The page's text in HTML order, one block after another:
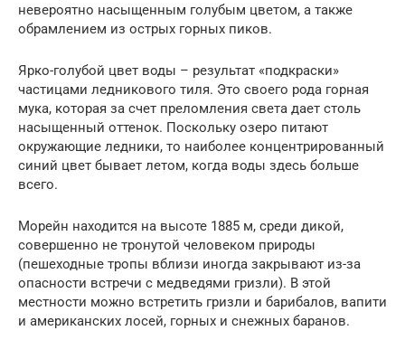
невероятно насыщенным голубым цветом, а также
обрамлением из острых горных пиков.
Ярко-голубой цвет воды – результат «подкраски»
частицами ледникового тиля. Это своего рода горная
мука, которая за счет преломления света дает столь
насыщенный оттенок. Поскольку озеро питают
окружающие ледники, то наиболее концентрированный
синий цвет бывает летом, когда воды здесь больше
всего.
Морейн находится на высоте 1885 м, среди дикой,
совершенно не тронутой человеком природы
(пешеходные тропы вблизи иногда закрывают из-за
опасности встречи с медведями гризли). В этой
местности можно встретить гризли и барибалов, вапити
и американских лосей, горных и снежных баранов.